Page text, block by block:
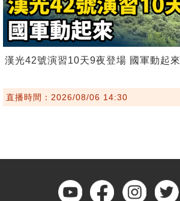
漢光42號演習10天9夜登場 國軍動起來
直播時間：2026/08/06 14:30